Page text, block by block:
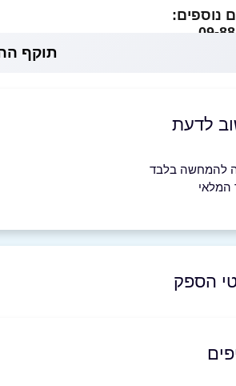
נוספים:
09-
תוקף ההטבה
לדעת
להמחשה בלבד
המלאי
הספק